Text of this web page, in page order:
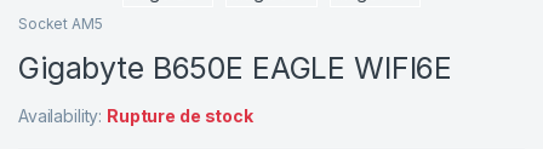
Socket AM5
Gigabyte B650E EAGLE WIFI6E
Availability: Rupture de stock